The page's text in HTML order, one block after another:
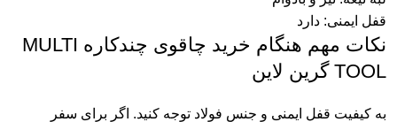
قفل ایمنی: دارد
نکات مهم هنگام خرید چاقوی چندکاره MULTI
TOOL گرین لاین
به کیفیت قفل ایمنی و جنس فولاد توجه کنید. اگر برای سفر